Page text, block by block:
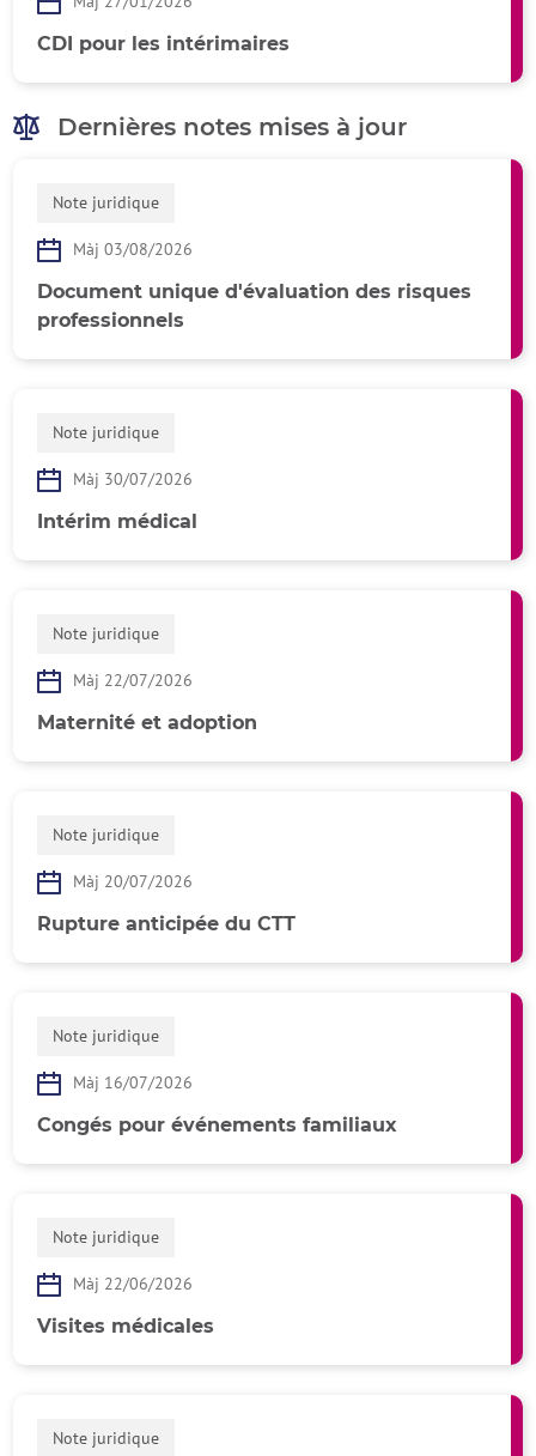
CDI pour les intérimaires
Dernières notes mises à jour
Note juridique
Màj 03/08/2026
Document unique d'évaluation des risques
professionnels
Note juridique
Màj 30/07/2026
Intérim médical
Note juridique
Màj 22/07/2026
Maternité et adoption
Note juridique
Màj 20/07/2026
Rupture anticipée du CTT
Note juridique
Màj 16/07/2026
Congés pour événements familiaux
Note juridique
Màj 22/06/2026
Visites médicales
Note juridique